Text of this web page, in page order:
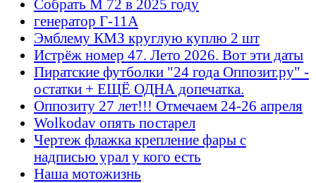
Собрать М 72 в 2025 году
генератор Г-11А
Эмблему КМЗ круглую куплю 2 шт
Истрёж номер 47. Лето 2026. Вот эти даты
Пиратские футболки "24 года Оппозит.ру" -
остатки + ЕЩЁ ОДНА допечатка.
Оппозиту 27 лет!!! Отмечаем 24-26 апреля
Wolkodav опять постарел
Чертеж флажка крепление фары с
надписью урал у кого есть
Наша мотожизнь